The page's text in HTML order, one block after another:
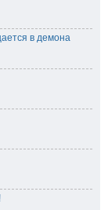
в демона